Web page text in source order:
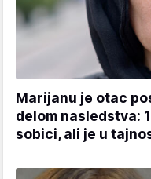
Marijanu je otac
delom nasledstva:
sobici, ali je u